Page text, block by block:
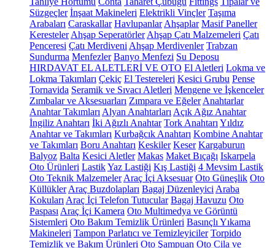
Süzgeçler İnşaat Makineleri Elektrikli Vinçler Taşıma
Arabaları Caraskallar Havlupanlar Ahşaplar Masif Paneller
Keresteler Ahşap Seperatörler Ahşap Çatı Malzemeleri Çatı
Penceresi Çatı Merdiveni Ahşap Merdivenler Trabzan
Sundurma Menfezler Banyo Menfezi Su Deposu
HIRDAVAT EL ALETLERİ VE OTO El Aletleri Lokma ve
Lokma Takımları Çekiç El Testereleri Kesici Grubu Pense
Tornavida Seramik ve Sıvacı Aletleri Mengene ve İşkenceler
Zımbalar ve Aksesuarları Zımpara ve Eğeler Anahtarlar
Anahtar Takımları Alyan Anahtarları Açık Ağız Anahtar
İngiliz Anahtarı İki Ağızlı Anahtar Tork Anahtarı Yıldız
Anahtar ve Takımları Kurbağcık Anahtarı Kombine Anahtar
ve Takımları Boru Anahtarı Keskiler Keser Kargaburun
Balyoz Balta Kesici Aletler Makas Maket Bıçağı Iskarpela
Oto Ürünleri LastikYaz Lastiği Kış Lastiği 4 Mevsim Lastik
Oto Teknik Malzemeler Araç İçi Aksesuar Oto Güneşlik Oto
Küllükler Araç Buzdolapları Bagaj Düzenleyici Araba
Kokuları Araç İçi Telefon Tutucular Bagaj Havuzu Oto
Paspası Araç İçi Kamera Oto Multimedya ve Görüntü
Sistemleri Oto Bakım Temizlik Ürünleri Basınçlı Yıkama
Makineleri Tampon Parlatıcı ve Temizleyiciler Torpido
Temizlik ve Bakım Ürünleri Oto Şampuan Oto Cila ve